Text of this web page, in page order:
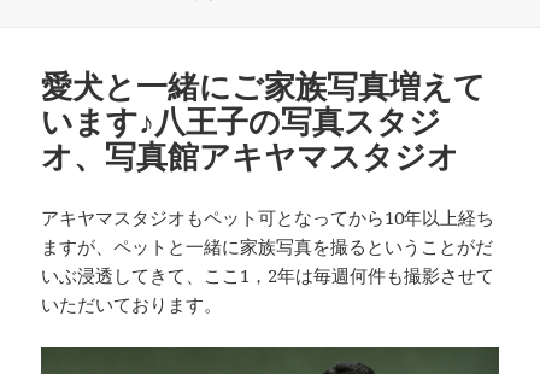
ー
愛犬と一緒にご家族写真増えて
います♪八王子の写真スタジ
オ、写真館アキヤマスタジオ
アキヤマスタジオもペット可となってから10年以上経ち
ますが、ペットと一緒に家族写真を撮るということがだ
いぶ浸透してきて、ここ1，2年は毎週何件も撮影させて
いただいております。